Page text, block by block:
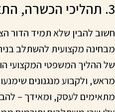
3. תהליכי הכשרה, התאמה וליווי מקצועי
חשוב להבין שלא תמיד הדור
מבחינה מקצועית להשתלב
של ההליך המשפטי המקצועי
מראש, ולקבוע מנגנונים
מתאימים לעסק, ומאידך –